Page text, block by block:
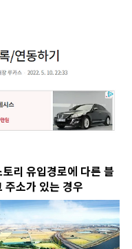
토리 유입경로에 다른 블
주소가 있는 경우